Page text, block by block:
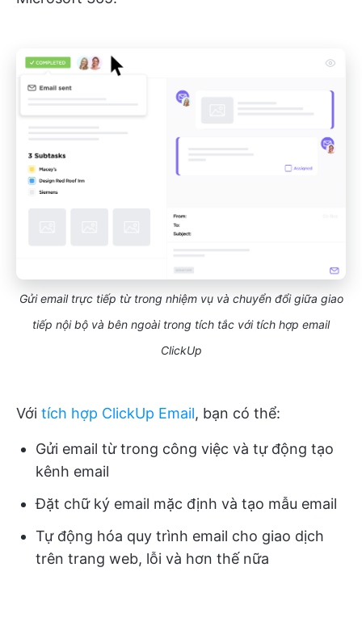
Gửi email trực tiếp từ trong nhiệm vụ và chuyển đổi giữa giao
tiếp nội bộ và bên ngoài trong tích tắc với tích hợp email
ClickUp
Với tích hợp ClickUp Email, bạn có thể:
Gửi email từ trong công việc và tự động tạo
kênh email
Đặt chữ ký email mặc định và tạo mẫu email
Tự động hóa quy trình email cho giao dịch
trên trang web, lỗi và hơn thế nữa